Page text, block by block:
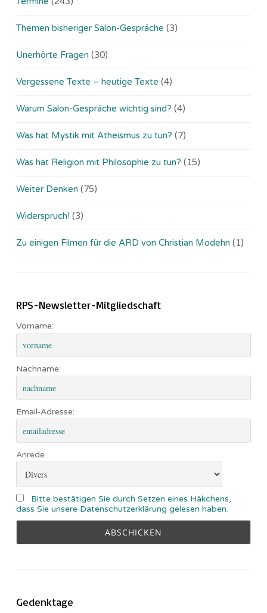
Themen bisheriger Salon-Gespräche (3)
Unerhörte Fragen (30)
Vergessene Texte – heutige Texte (4)
Warum Salon-Gespräche wichtig sind? (4)
Was hat Mystik mit Atheismus zu tun? (7)
Was hat Religion mit Philosophie zu tun? (15)
Weiter Denken (75)
Widerspruch! (3)
Zu einigen Filmen für die ARD von Christian Modehn (1)
RPS-Newsletter-Mitgliedschaft
Vorname:
Nachname:
Email-Adresse:
Anrede
Bitte bestätigen Sie durch Setzen eines Häkchens,
dass Sie unsere Datenschutzerklärung gelesen haben.
Gedenktage